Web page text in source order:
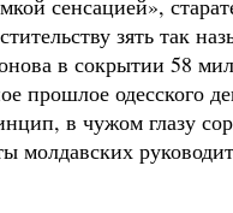
сенсацией»,
зять так
в сокрытии 58
одесского
в чужом глазу